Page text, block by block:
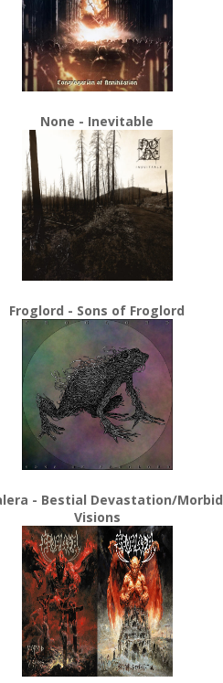
None - Inevitable
Froglord - Sons of Froglord
- Bestial Devastation/Morbid
Visions